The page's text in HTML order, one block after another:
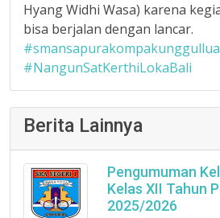
Hyang Widhi Wasa) karena
bisa berjalan dengan lancar.
#NangunSatKerthiLokaBali
Berita Lainnya
Pengumuman
Kelas XII Tahun
2025/2026